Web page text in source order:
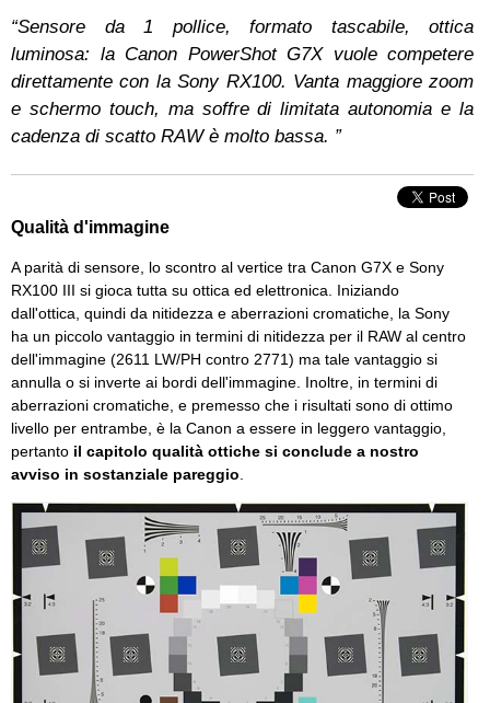
“Sensore da 1 pollice, formato tascabile, ottica
luminosa: la Canon PowerShot G7X vuole competere
direttamente con la Sony RX100. Vanta maggiore zoom
e schermo touch, ma soffre di limitata autonomia e la
cadenza di scatto RAW è molto bassa. ”
Qualità d'immagine
A parità di sensore, lo scontro al vertice tra Canon G7X e Sony
RX100 III si gioca tutta su ottica ed elettronica. Iniziando
dall'ottica, quindi da nitidezza e aberrazioni cromatiche, la Sony
ha un piccolo vantaggio in termini di nitidezza per il RAW al centro
dell'immagine (2611 LW/PH contro 2771) ma tale vantaggio si
annulla o si inverte ai bordi dell'immagine. Inoltre, in termini di
aberrazioni cromatiche, e premesso che i risultati sono di ottimo
livello per entrambe, è la Canon a essere in leggero vantaggio,
pertanto il capitolo qualità ottiche si conclude a nostro
avviso in sostanziale pareggio